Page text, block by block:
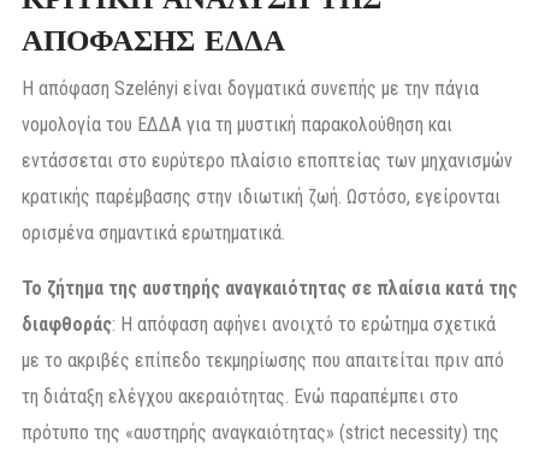
ΑΠΟΦΑΣΗΣ ΕΔΔΑ
Η απόφαση Szelényi είναι δογματικά συνεπής με την πάγια
νομολογία του ΕΔΔΑ για τη μυστική παρακολούθηση και
εντάσσεται στο ευρύτερο πλαίσιο εποπτείας των μηχανισμών
κρατικής παρέμβασης στην ιδιωτική ζωή. Ωστόσο, εγείρονται
ορισμένα σημαντικά ερωτηματικά.
Το ζήτημα της αυστηρής αναγκαιότητας σε πλαίσια κατά της
διαφθοράς: Η απόφαση αφήνει ανοιχτό το ερώτημα σχετικά
με το ακριβές επίπεδο τεκμηρίωσης που απαιτείται πριν από
τη διάταξη ελέγχου ακεραιότητας. Ενώ παραπέμπει στο
πρότυπο της «αυστηρής αναγκαιότητας» (strict necessity) της